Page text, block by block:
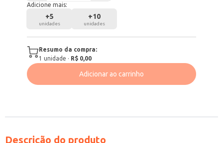
Adicione mais:
+5
unidades
+10
unidades
Resumo da compra:
1 unidade · R$ 0,00
Adicionar ao carrinho
Descrição do produto